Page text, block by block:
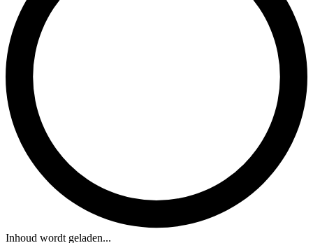
Inhoud wordt geladen...